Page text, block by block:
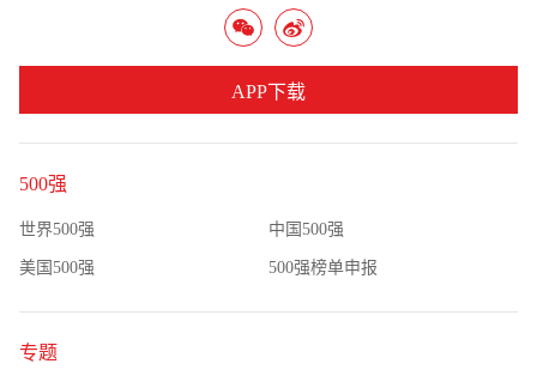
500强
世界500强 中国500强
美国500强 500强榜单申报
专题
APP下载